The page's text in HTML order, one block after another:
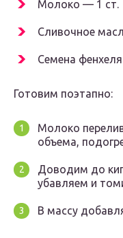
Молоко — 1 ст.
Сливочное
Семена
Готовим поэтапно:
Молоко
объема,
Доводим до
убавляем и
В массу